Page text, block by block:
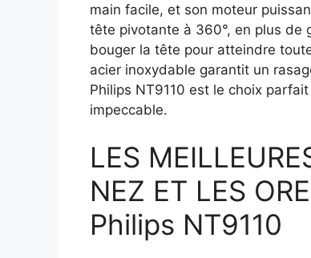
main facile, et son moteur
tête pivotante à 360°, en plus de
bouger la tête pour atteindre
acier inoxydable garantit un
Philips NT9110 est le choix
impeccable.
LES
NEZ ET LES
Philips NT9110